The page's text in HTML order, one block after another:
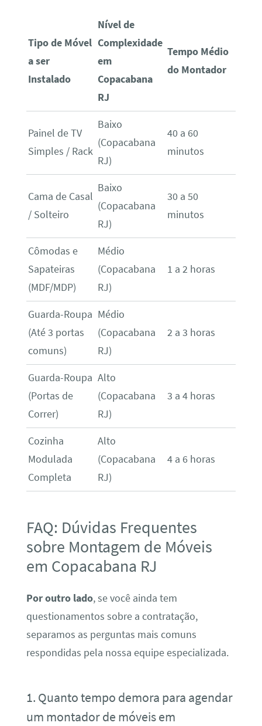
Tipo de Móvel
a ser
Instalado
Nível de
Complexidade
em
Copacabana
RJ
Tempo Médio
do Montador
Painel de TV
Simples / Rack
Baixo
(Copacabana
RJ)
40 a 60
minutos
Cama de Casal
/ Solteiro
Baixo
(Copacabana
RJ)
30 a 50
minutos
Cômodas e
Sapateiras
(MDF/MDP)
Médio
(Copacabana
RJ)
1 a 2 horas
Guarda-Roupa
(Até 3 portas
comuns)
Médio
(Copacabana
RJ)
2 a 3 horas
Guarda-Roupa
(Portas de
Correr)
Alto
(Copacabana
RJ)
3 a 4 horas
Cozinha
Modulada
Completa
Alto
(Copacabana
RJ)
4 a 6 horas
FAQ: Dúvidas Frequentes
sobre Montagem de Móveis
em Copacabana RJ
Por outro lado, se você ainda tem
questionamentos sobre a contratação,
separamos as perguntas mais comuns
respondidas pela nossa equipe especializada.
1. Quanto tempo demora para agendar
um montador de móveis em